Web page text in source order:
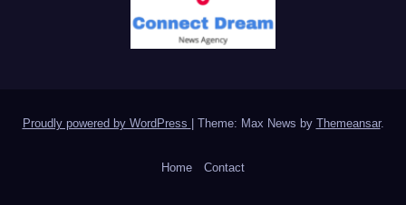
Proudly powered by WordPress Theme: Max News by Themeansar.
Home Contact